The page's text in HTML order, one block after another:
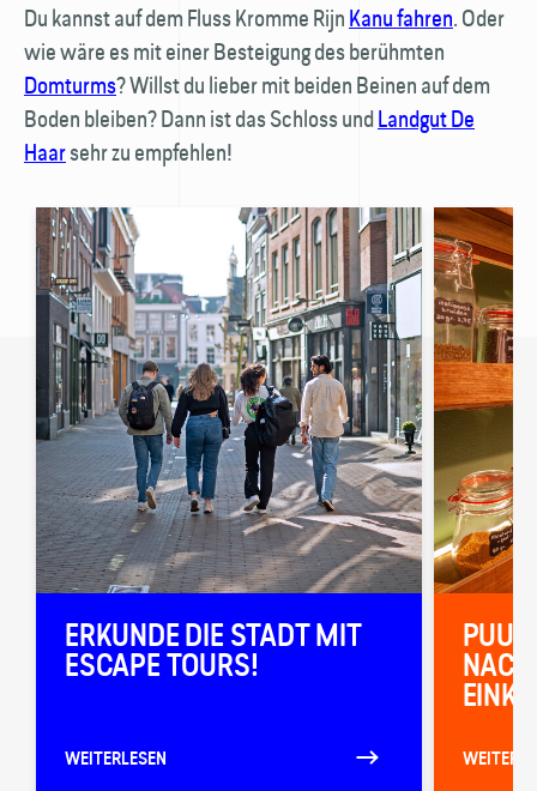
Du kannst auf dem Fluss Kromme RijnKanu fahren. Oder
wie wäre es mit einer Besteigung des berühmten
Domturms? Willst du lieber mit beiden Beinen auf dem
Boden bleiben? Dann ist das Schloss undLandgut De
Haarsehr zu empfehlen!
ERKUNDE DIE STADT MIT
ESCAPE TOURS!
WEITERLESEN